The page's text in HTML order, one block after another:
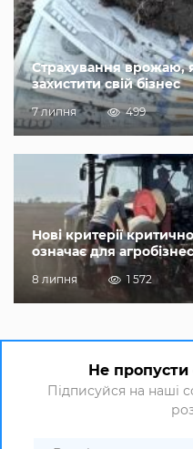
Страхування врожаю,
захистити свій бізнес
7 липня 499
Нові критерії
означає для
8 липня 1 572
Не пропусти
Підписуйся на наші